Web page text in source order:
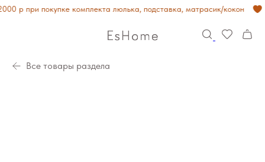
р при покупке комплекта люлька, подставка, матрасик/кокон
Все товары раздела